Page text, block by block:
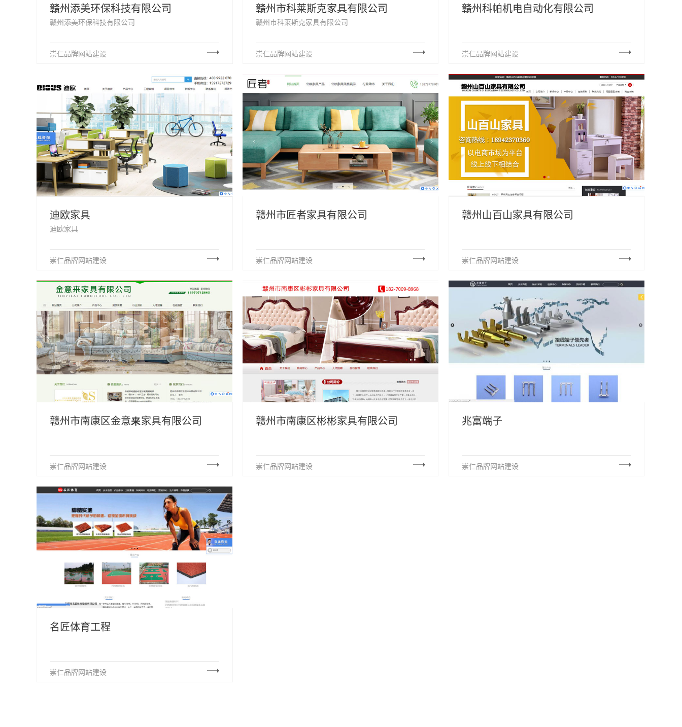
赣州添美环保科技有限公司
赣州添美环保科技有限公司
崇仁品牌网站建设
赣州市科莱斯克家具有限公司
赣州市科莱斯克家具有限公司
崇仁品牌网站建设
赣州科帕机电自动化有限公司
崇仁品牌网站建设
迪欧家具
迪欧家具
崇仁品牌网站建设
赣州市匠者家具有限公司
崇仁品牌网站建设
赣州山百山家具有限公司
崇仁品牌网站建设
赣州市南康区金意来家具有限公司
崇仁品牌网站建设
赣州市南康区彬彬家具有限公司
崇仁品牌网站建设
兆富端子
崇仁品牌网站建设
名匠体育工程
崇仁品牌网站建设